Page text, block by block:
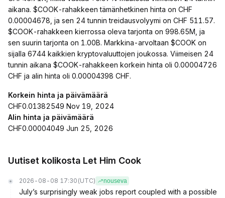
aikana. $COOK-rahakkeen tämänhetkinen hinta on CHF
0.00004678, ja sen 24 tunnin treidausvolyymi on CHF 511.57.
$COOK-rahakkeen kierrossa oleva tarjonta on 998.65M, ja
sen suurin tarjonta on 1.00B. Markkina-arvoltaan $COOK on
sijalla 6744 kaikkien kryptovaluuttojen joukossa. Viimeisen 24
tunnin aikana $COOK-rahakkeen korkein hinta oli 0.00004726
CHF ja alin hinta oli 0.00004398 CHF.
Korkein hinta ja päivämäärä
CHF0.01382549 Nov 19, 2024
Alin hinta ja päivämäärä
CHF0.00004049 Jun 25, 2026
Uutiset kolikosta Let Him Cook
2026-08-08 17:30 (UTC) nouseva
July’s surprisingly weak jobs report coupled with a possible